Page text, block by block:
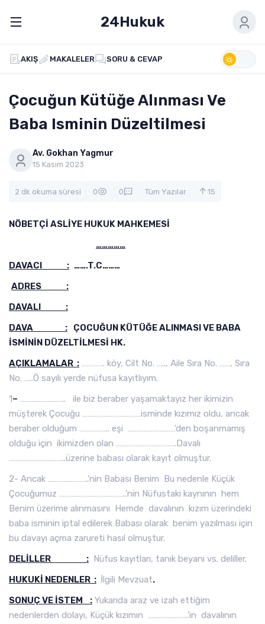
24Hukuk
AKIŞ MAKALELER SORU & CEVAP
Çocuğun Kütüğe Alınması Ve
Baba Isminin Düzeltilmesi
Av. Gokhan Yagmur
15 Kasım 2023
2 dk okuma süresi 0 0 Tüm Yazılar 15
NÖBETÇİ ASLİYE HUKUK MAHKEMESİ
……………
DAVACI : …….T.C………
ADRES :
DAVALI :
DAVA :
ÇOCUĞUN KÜTÜĞE ALINMASI VE BABA
İSMİNİN DÜZELTİLMESİ HK.
AÇIKLAMALAR : …………. köy, Cilt No. ….., Aile Sıra No. ……, Sıra
No. …..Ö sayılı yerde nüfusa kayıtlıyım.
1– …………………….. ile biz beraber yaşamaktayız her ikimizin
müşterek Çocuğu ……………………………isminde kızımız oldu, ancak
beraber olduğum …………….. eşi ………………………’den boşanmamış
olduğu için ikimizden olan …………………………….Davalı
…………………………..üzerine babası olarak kayıt olmuştur.
2- Ancak …………………..’nin Babası Benim Bu nedenle Küçük
Çocuğumuz ………………………………..’nin Nüfustaki kaynının hem
Benim üzerime alınmasını Hemde davalının kızım üzerindeki
baba isminin iptal edilerek Babası olarak benim yazılması için
bu davayı açma zarureti hasıl olmuştur.
DELİLLER : Nüfus kayıtları, tanık beyanı vs. deliller.
HUKUKİ NEDENLER : İlgili Mevzuat.
SONUÇ VE İSTEM : Yukarıda araz ve izah ettiğim
nedenlerden dolayı, Küçük kızımın …………………..’in davalının